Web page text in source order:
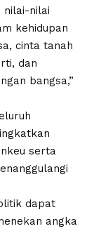
nilai-nilai
kehidupan
cinta tanah
dan
bangsa,”
serta
dapat
angka